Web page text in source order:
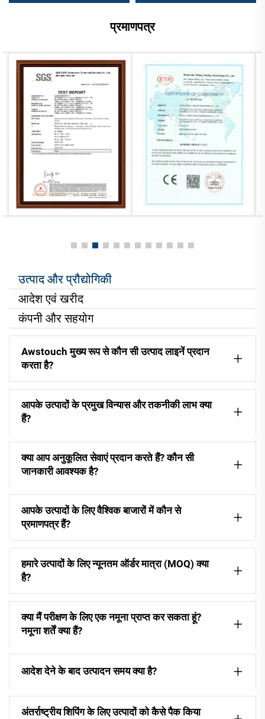
प्रमाणपत्र
उत्पाद और प्रौद्योगिकी
आदेश एवं खरीद
कंपनी और सहयोग
Awstouch मुख्य रूप से कौन सी उत्पाद लाइनें प्रदान
करता है?
आपके उत्पादों के प्रमुख विन्यास और तकनीकी लाभ क्या
हैं?
क्या आप अनुकूलित सेवाएं प्रदान करते हैं? कौन सी
जानकारी आवश्यक है?
आपके उत्पादों के लिए वैश्विक बाजारों में कौन से
प्रमाणपत्र हैं?
हमारे उत्पादों के लिए न्यूनतम ऑर्डर मात्रा (MOQ) क्या
है?
क्या मैं परीक्षण के लिए एक नमूना प्राप्त कर सकता हूं?
नमूना शर्तें क्या हैं?
आदेश देने के बाद उत्पादन समय क्या है?
अंतर्राष्ट्रीय शिपिंग के लिए उत्पादों को कैसे पैक किया